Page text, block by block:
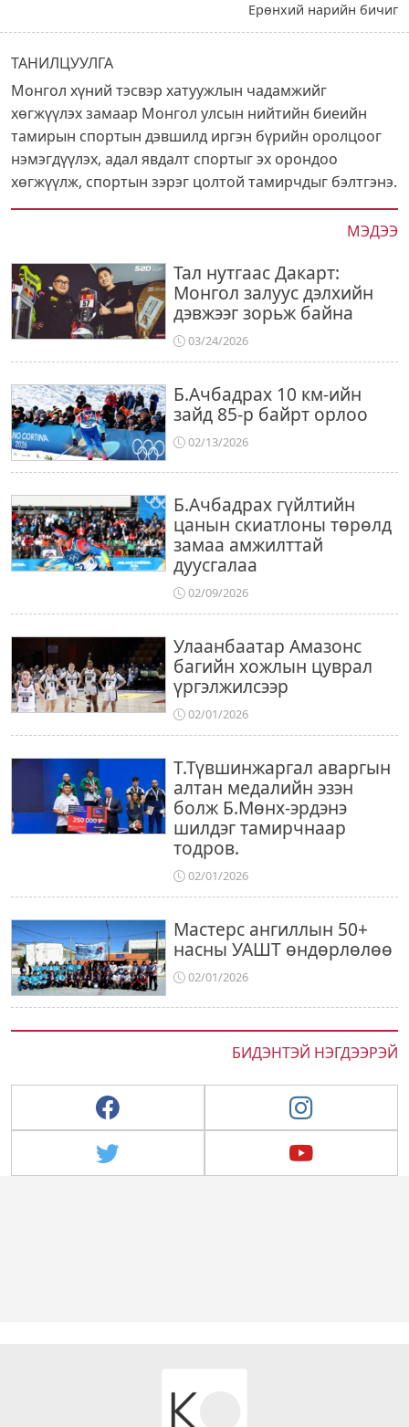
МЭДЭЭ
Тал нутгаас Дакарт:
Монгол залуус дэлхийн
дэвжээг зорьж байна
03/24/2026
Б.Ачбадрах 10 км-ийн
зайд 85-р байрт орлоо
02/13/2026
Б.Ачбадрах гүйлтийн
цанын скиатлоны төрөлд
замаа амжилттай
дуусгалаа
02/09/2026
Улаанбаатар Амазонс
багийн хожлын цуврал
үргэлжилсээр
02/01/2026
Т.Түвшинжаргал аваргын
алтан медалийн эзэн
болж Б.Мөнх-эрдэнэ
шилдэг тамирчнаар
тодров.
02/01/2026
Мастерс ангиллын 50+
насны УАШТ өндөрлөлөө
02/01/2026
БИДЭНТЭЙ НЭГДЭЭРЭЙ
Ерөнхий нарийн бичиг
ТАНИЛЦУУЛГА
Монгол хүний тэсвэр хатуужлын чадамжийг
хөгжүүлэх замаар Монгол улсын нийтийн биеийн
тамирын спортын дэвшилд иргэн бүрийн оролцоог
нэмэгдүүлэх, адал явдалт спортыг эх орондоо
хөгжүүлж, спортын зэрэг цолтой тамирчдыг бэлтгэнэ.